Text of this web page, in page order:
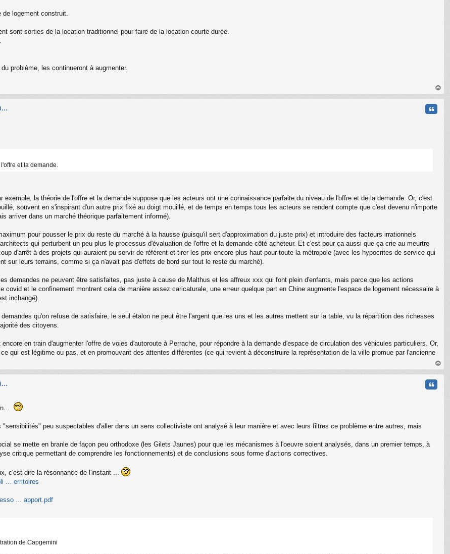
logement construit.
sont sorties de la location traditionnel pour faire de la location courte durée.
problème, les continueront à augmenter.
au
et la demande.
exemple, la théorie de l'offre et la demande suppose que les acteurs ont une connaissance parfaite du niveau de l'offre et de la demande. Or, c'est
souvent en s'inspirant d'un autre prix fixé au doigt mouillé, et de temps en temps tous les acteurs se rendent compte que c'est devenu n'importe
arriver dans un marché théorique parfaitement informé).
pour pousser le prix du reste du marché à la hausse (puisqu'il sert d'approximation du juste prix) et introduire des facteurs irrationnels
qui perturbent un peu plus le processus d'évaluation de l'offre et la demande côté acheteur. Et c'est pour ça aussi que ça crie au meurtre
d'arrêt à des projets qui auraient pu servir de référent et tirer les prix encore plus haut pour toute la métropole (avec les hypocrites de service qui
sur leurs terrains, comme si ça n'avait pas d'effets de bord sur tout le reste du marché).
demandes ne peuvent être satisfaites, pas juste à cause de Malthus et les affreux xxx qui font plein d'enfants, mais parce que les actions
covid et le confinement montrent cela de manière assez caricaturale, une erreur quelque part en Chine augmente l'espace de logement nécessaire à
inchangé).
qu'on refuse de satisfaire, le seul étalon ne peut être l'argent que les uns et les autres mettent sur la table, vu la répartition des richesses
des citoyens.
en train d'augmenter l'offre de voies d'autoroute à Perrache, pour répondre à la demande d'espace de circulation des véhicules particuliers. Or,
qui est légitime ou pas, et en promouvant des attentes différentes (ce qui revient à déconstruire la représentation de la ville promue par l'ancienne
au
peu suspectables d'aller dans un sens collectiviste ont analysé à leur manière et avec leurs filtres ce problème entre autres, mais
se mette en branle de façon peu orthodoxe (les Gilets Jaunes) pour que les mécanismes à l'oeuvre soient analysés, dans un premier temps, à
critique permettant de comprendre les fonctionnements) et de conclusions sous forme d'actions correctives.
c'est dire la résonnance de l'instant ...
... erritoires
... apport.pdf
de Capgemini